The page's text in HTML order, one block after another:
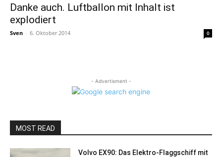
Danke auch. Luftballon mit Inhalt ist
explodiert
Sven - 6. Oktober 2014 0
- Advertisment -
MOST READ
Volvo EX90: Das Elektro-Flaggschiff mit